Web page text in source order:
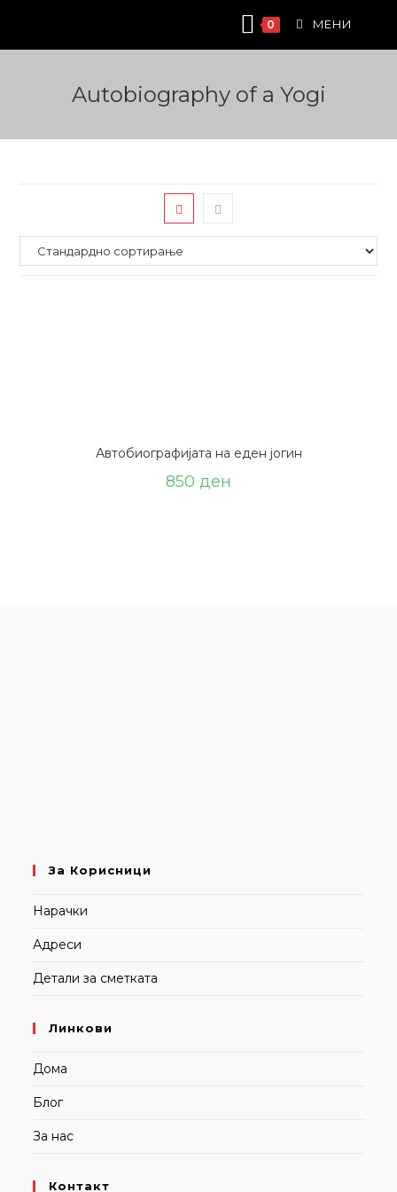
content
0 МЕНИ
Autobiography of a Yogi
Автобиографијата на еден јогин
850 ден
За Корисници
Нарачки
Адреси
Детали за сметката
Линкови
Дома
Блог
За нас
Контакт